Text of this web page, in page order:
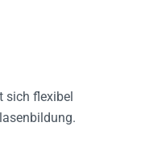
sich flexibel